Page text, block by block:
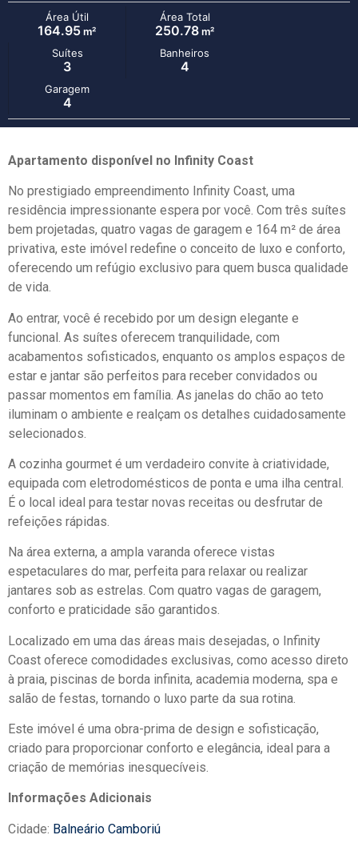
Área Útil
164.95 m²
Área Total
250.78 m²
Suítes
3
Banheiros
4
Garagem
4
Apartamento disponível no Infinity Coast
No prestigiado empreendimento Infinity Coast, uma
residência impressionante espera por você. Com três suítes
bem projetadas, quatro vagas de garagem e 164 m² de área
privativa, este imóvel redefine o conceito de luxo e conforto,
oferecendo um refúgio exclusivo para quem busca qualidade
de vida.
Ao entrar, você é recebido por um design elegante e
funcional. As suítes oferecem tranquilidade, com
acabamentos sofisticados, enquanto os amplos espaços de
estar e jantar são perfeitos para receber convidados ou
passar momentos em família. As janelas do chão ao teto
iluminam o ambiente e realçam os detalhes cuidadosamente
selecionados.
A cozinha gourmet é um verdadeiro convite à criatividade,
equipada com eletrodomésticos de ponta e uma ilha central.
É o local ideal para testar novas receitas ou desfrutar de
refeições rápidas.
Na área externa, a ampla varanda oferece vistas
espetaculares do mar, perfeita para relaxar ou realizar
jantares sob as estrelas. Com quatro vagas de garagem,
conforto e praticidade são garantidos.
Localizado em uma das áreas mais desejadas, o Infinity
Coast oferece comodidades exclusivas, como acesso direto
à praia, piscinas de borda infinita, academia moderna, spa e
salão de festas, tornando o luxo parte da sua rotina.
Este imóvel é uma obra-prima de design e sofisticação,
criado para proporcionar conforto e elegância, ideal para a
criação de memórias inesquecíveis.
Informações Adicionais
Cidade: Balneário Camboriú